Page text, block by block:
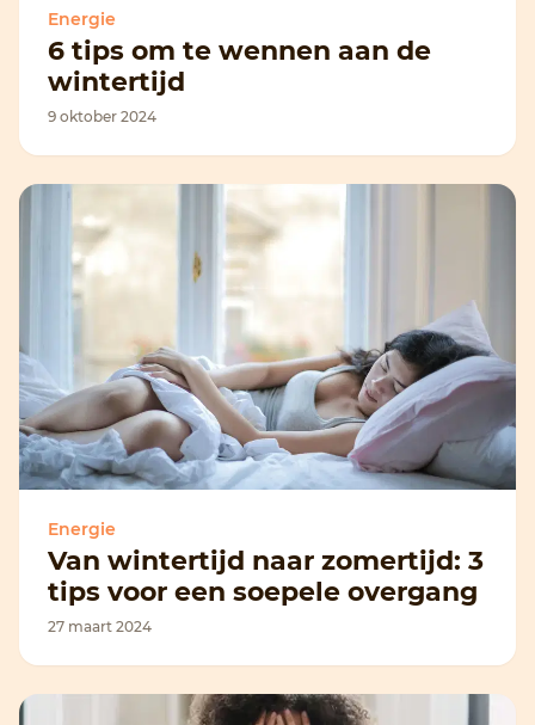
Energie
6 tips om te wennen aan de
wintertijd
9 oktober 2024
Energie
Van wintertijd naar zomertijd: 3
tips voor een soepele overgang
27 maart 2024